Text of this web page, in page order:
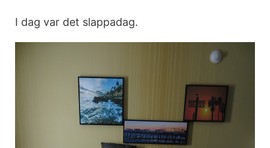
I dag var det slappadag.